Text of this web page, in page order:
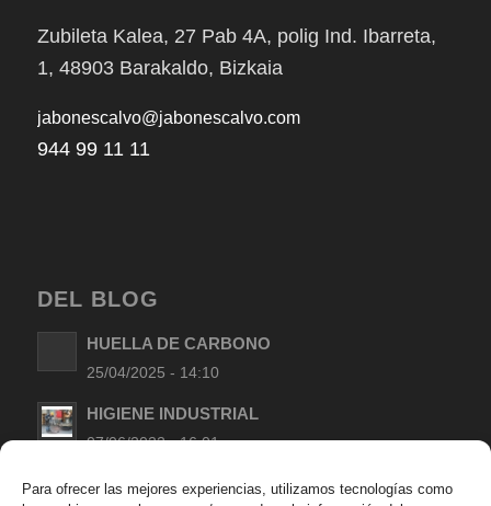
Para ofrecer las mejores experiencias, utilizamos tecnologías como
Zubileta Kalea, 27 Pab 4A, polig Ind. Ibarreta,
1, 48903 Barakaldo, Bizkaia
jabonescalvo@jabonescalvo.com
944 99 11 11
DEL BLOG
HUELLA DE CARBONO
25/04/2025 - 14:10
HIGIENE INDUSTRIAL
07/06/2022 - 16:01
LIMPIEZA DE MANOS EN TALLERES